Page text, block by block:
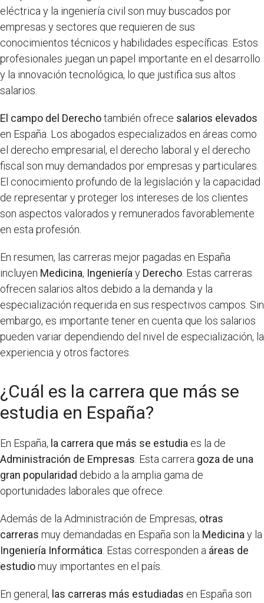
eléctrica y la ingeniería civil son muy buscados por
empresas y sectores que requieren de sus
conocimientos técnicos y habilidades específicas. Estos
profesionales juegan un papel importante en el desarrollo
y la innovación tecnológica, lo que justifica sus altos
salarios.
El campo del Derechotambién ofrece salarios elevados
en España. Los abogados especializados en áreas como
el derecho empresarial, el derecho laboral y el derecho
fiscal son muy demandados por empresas y particulares.
El conocimiento profundo de la legislación y la capacidad
de representar y proteger los intereses de los clientes
son aspectos valorados y remunerados favorablemente
en esta profesión.
En resumen, las carreras mejor pagadas en España
incluyen Medicina, Ingenieríay Derecho. Estas carreras
ofrecen salarios altos debido a la demanda y la
especialización requerida en sus respectivos campos. Sin
embargo, es importante tener en cuenta que los salarios
pueden variar dependiendo del nivel de especialización, la
experiencia y otros factores.
¿Cuál es la carrera que más se
estudia en España?
En España, la carrera que más se estudia es la de
Administración de Empresas. Esta carrera goza de una
gran popularidad debido a la amplia gama de
oportunidades laborales que ofrece.
Además de la Administración de Empresas, otras
carreras muy demandadas en España son la Medicinay la
Ingeniería Informática. Estas corresponden a áreas de
estudiomuy importantes en el país.
En general, las carreras más estudiadas en España son